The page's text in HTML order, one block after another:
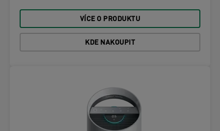
VÍCE O PRODUKTU
KDE NAKOUPIT